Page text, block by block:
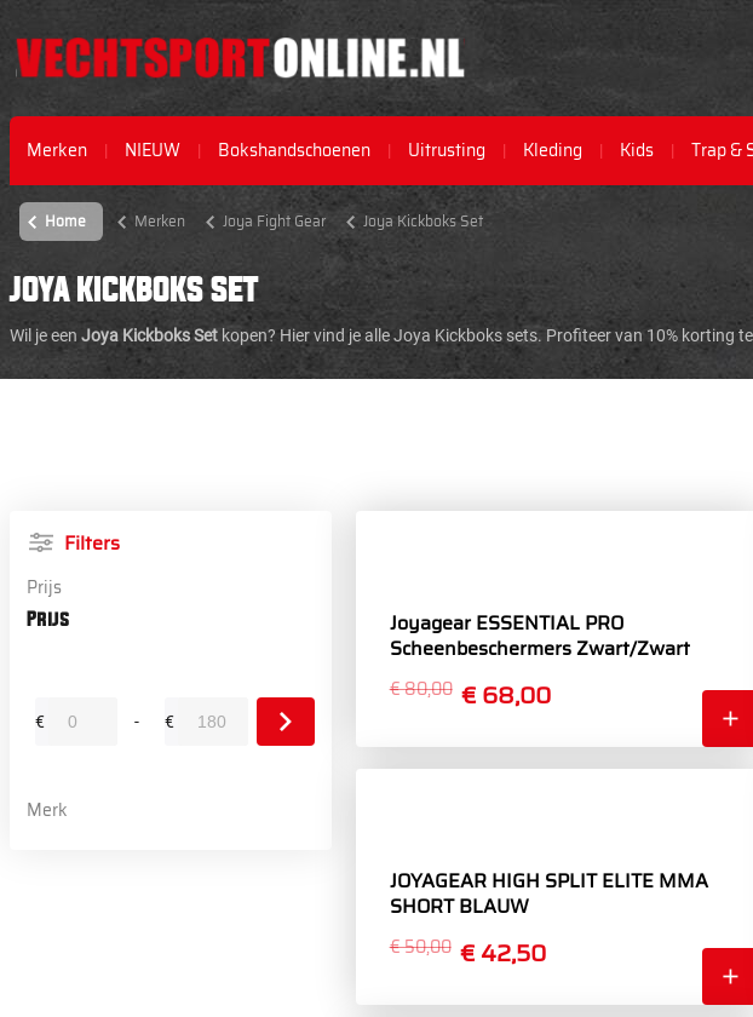
Merken NIEUW Bokshandschoenen Uitrusting Kleding Kids Trap &
Home Merken Joya Fight Gear Joya Kickboks Set
JOYA KICKBOKS SET
Wil je een Joya Kickboks Set kopen? Hier vind je alle Joya Kickboks sets. Profiteer van 10% korting
Filters
Prijs
Prijs
€Minimum
- €
Maximale
Merk
Joyagear ESSENTIAL PRO
Scheenbeschermers Zwart/Zwart
€ 68,00
€ 80,00
JOYAGEAR HIGH SPLIT ELITE MMA
SHORT BLAUW
€ 42,50
€ 50,00